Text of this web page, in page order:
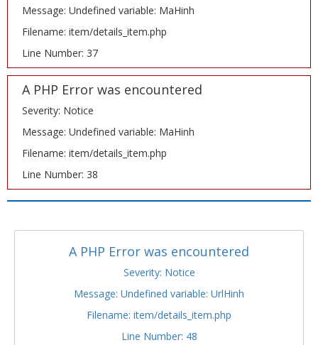
Message: Undefined variable: MaHinh
Filename: item/details_item.php
Line Number: 37
A PHP Error was encountered
Severity: Notice
Message: Undefined variable: MaHinh
Filename: item/details_item.php
Line Number: 38
A PHP Error was encountered
Severity: Notice
Message: Undefined variable: UrlHinh
Filename: item/details_item.php
Line Number: 48